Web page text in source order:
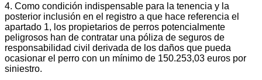
4. Como condición indispensable para la tenencia y la
posterior inclusión en el registro a que hace referencia el
apartado 1, los propietarios de perros potencialmente
peligrosos han de contratar una póliza de seguros de
responsabilidad civil derivada de los daños que pueda
ocasionar el perro con un mínimo de 150.253,03 euros por
siniestro.